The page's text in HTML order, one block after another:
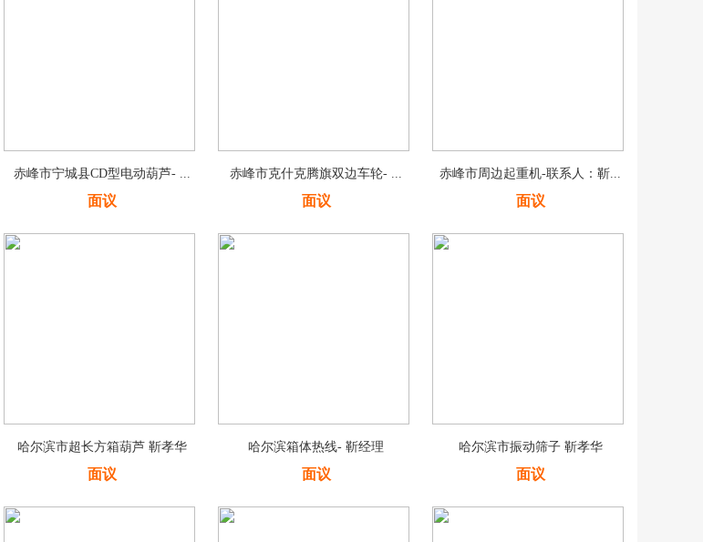
赤峰市宁城县CD型电动葫芦- ...
面议
赤峰市克什克腾旗双边车轮- ...
面议
赤峰市周边起重机-联系人：靳...
面议
哈尔滨市超长方箱葫芦 靳孝华
面议
哈尔滨箱体热线- 靳经理
面议
哈尔滨市振动筛子 靳孝华
面议